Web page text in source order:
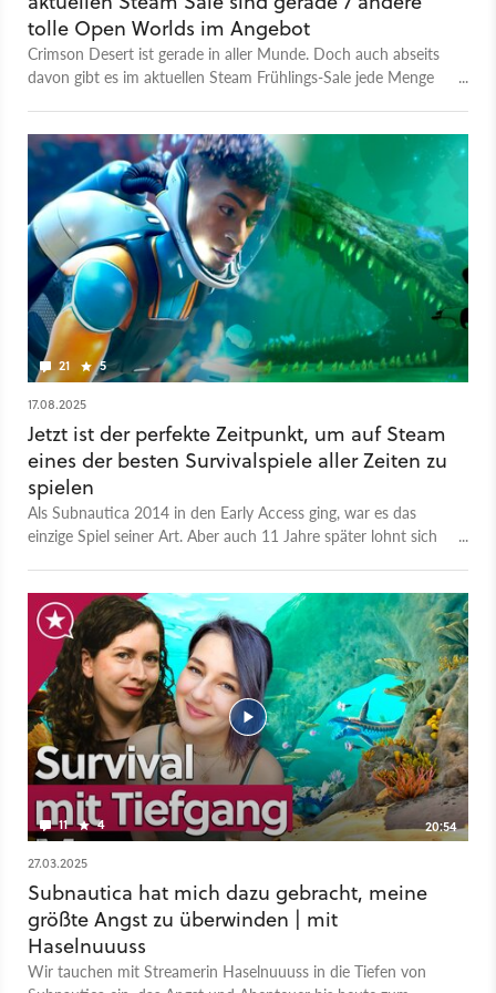
und ein gemeinsames Angebot von GameStar, GamePro und
MeinMMO. Wir wollen euch mit jedem Gespräch, mit jedem
Video unterhalten und zugleich etwas Neues bieten: Neue
Perspektiven, neue Einblicke, neues Wissen über Spiele und
die Menschen, die sie entwickeln und spielen, sowie neue
Seiten unserer Teammitglieder. Falls ihr Themenwünsche habt,
dann schreibt sie gerne in die Kommentare!
tolle Open Worlds im Angebot
Crimson Desert ist gerade in aller Munde. Doch auch abseits
davon gibt es im aktuellen Steam Frühlings-Sale jede Menge
21 5
17.08.2025
Jetzt ist der perfekte Zeitpunkt, um auf Steam
eines der besten Survivalspiele aller Zeiten zu
spielen
Als Subnautica 2014 in den Early Access ging, war es das
einzige Spiel seiner Art. Aber auch 11 Jahre später lohnt sich
11 4
20:54
27.03.2025
Subnautica hat mich dazu gebracht, meine
größte Angst zu überwinden | mit
Haselnuuuss
Wir tauchen mit Streamerin Haselnuuuss in die Tiefen von